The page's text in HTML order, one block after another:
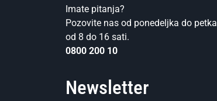
Imate pitanja?
Pozovite nas od ponedeljka do petka
od 8 do 16 sati.
0800 200 10
Newsletter